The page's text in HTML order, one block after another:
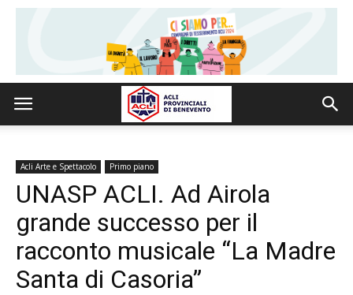
Acli Arte e Spettacolo Primo piano
UNASP ACLI. Ad Airola
grande successo per il
racconto musicale “La Madre
Santa di Casoria”